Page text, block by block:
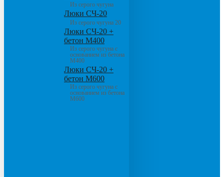
Из серого чугуна
Люки СЧ-20
Из серого чугуна 20
Люки СЧ-20 +
бетон М400
Из серого чугуна с
основанием из бетона
М400
Люки СЧ-20 +
бетон М600
Из серого чугуна с
основанием из бетона
М600